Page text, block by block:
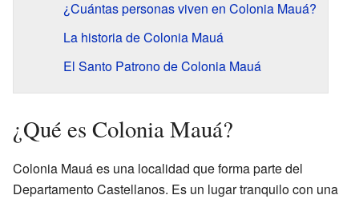
¿Cuántas personas viven en Colonia Mauá?
La historia de Colonia Mauá
El Santo Patrono de Colonia Mauá
¿Qué es Colonia Mauá?
Colonia Mauá es una localidad que forma parte del
Departamento Castellanos. Es un lugar tranquilo con una